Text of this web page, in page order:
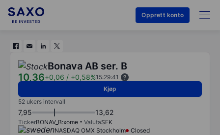
Opprett konto
Bonava AB ser. B
10,36+0,06 / +0,58%15:29:41
Kjøp
52 ukers intervall
7,95 13,62
TickerBONAV_B:xome ValutaSEK
NASDAQ OMX Stockholm
Closed